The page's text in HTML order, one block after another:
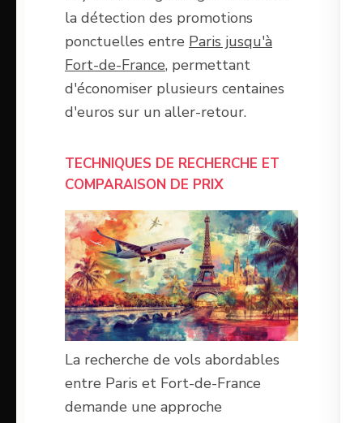
la détection des promotions
ponctuelles entre Paris jusqu'à
Fort-de-France, permettant
d'économiser plusieurs centaines
d'euros sur un aller-retour.
TECHNIQUES DE RECHERCHE ET
COMPARAISON DE PRIX
La recherche de vols abordables
entre Paris et Fort-de-France
demande une approche